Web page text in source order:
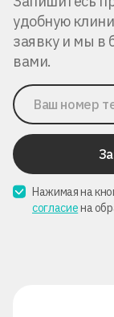
удобную
заявку и мы в
вами.
Нажимая на
согласиена